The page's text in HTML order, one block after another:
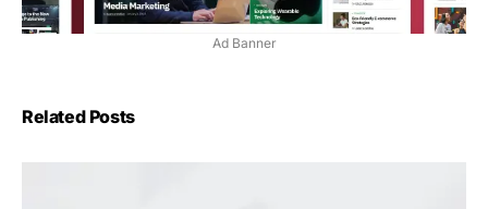
Ad Banner
Related Posts